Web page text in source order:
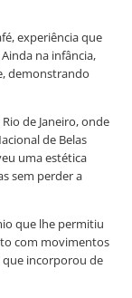
experiência que
na infância,
demonstrando
de Janeiro, onde
de Belas
uma estética
sem perder a
que lhe permitiu
com movimentos
que incorporou de